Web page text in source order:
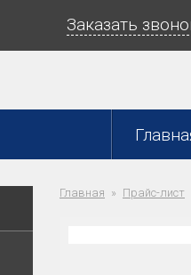
Заказать
Главная Прайс-лист